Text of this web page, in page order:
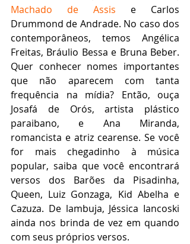
Machado de Assis e Carlos
Drummond de Andrade. No caso dos
contemporâneos, temos Angélica
Freitas, Bráulio Bessa e Bruna Beber.
Quer conhecer nomes importantes
que não aparecem com tanta
frequência na mídia? Então, ouça
Josafá de Orós, artista plástico
paraibano, e Ana Miranda,
romancista e atriz cearense. Se você
for mais chegadinho à música
popular, saiba que você encontrará
versos dos Barões da Pisadinha,
Queen, Luiz Gonzaga, Kid Abelha e
Cazuza. De lambuja, Jéssica Iancoski
ainda nos brinda de vez em quando
com seus próprios versos.